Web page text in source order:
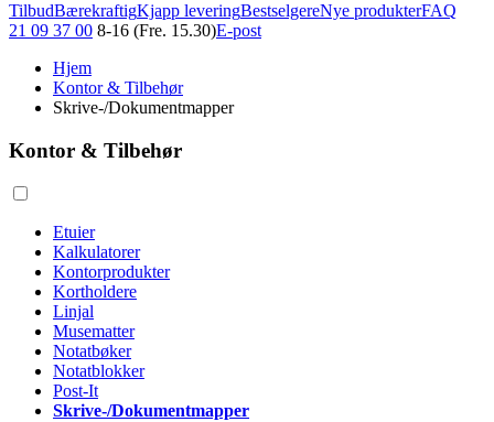
TilbudBærekraftigKjapp leveringBestselgereNye produkterFAQ
21 09 37 00 8-16 (Fre. 15.30)E-post
Hjem
Kontor & Tilbehør
Skrive-/Dokumentmapper
Kontor & Tilbehør
Etuier
Kalkulatorer
Kontorprodukter
Kortholdere
Linjal
Musematter
Notatbøker
Notatblokker
Post-It
Skrive-/Dokumentmapper